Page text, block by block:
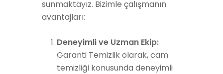
sunmaktayız. Bizimle çalışmanın
avantajları:
Deneyimli ve Uzman Ekip:
Garanti Temizlik olarak, cam
temizliği konusunda deneyimli